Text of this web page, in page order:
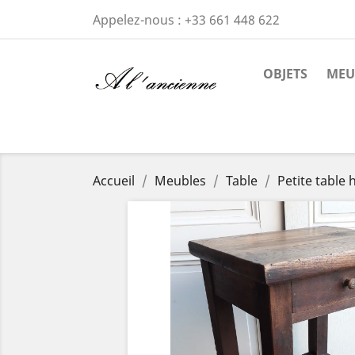
Appelez-nous : +33 661 448 622
OBJETS
Accueil Meubles Table Petite table